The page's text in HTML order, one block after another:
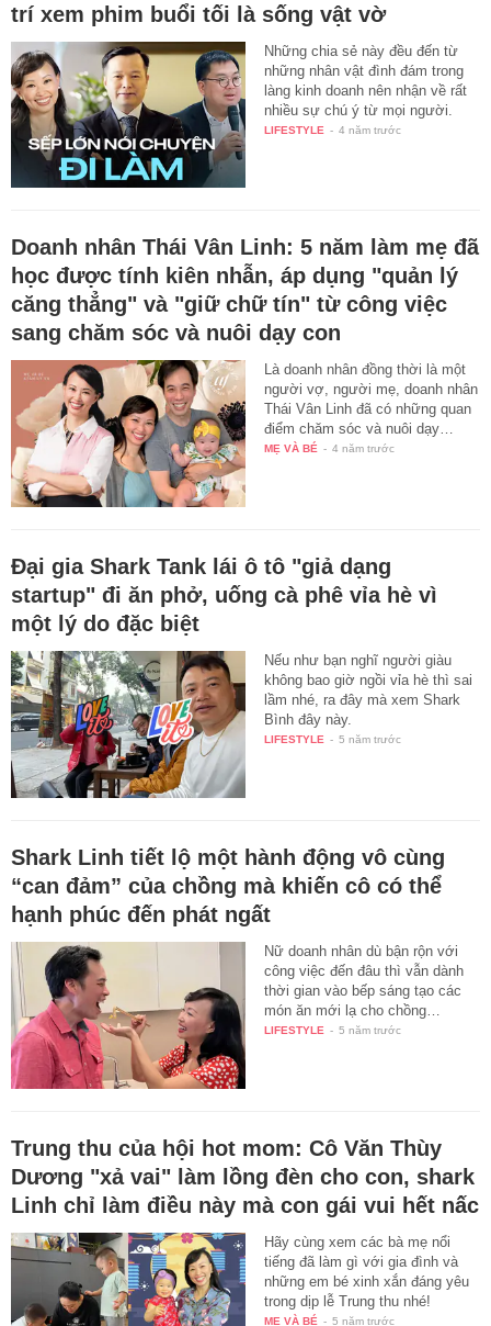
trí xem phim buổi tối là sống vật vờ
Những chia sẻ này đều đến từ
những nhân vật đình đám trong
làng kinh doanh nên nhận về rất
nhiều sự chú ý từ mọi người.
LIFESTYLE - 4 năm trước
Doanh nhân Thái Vân Linh: 5 năm làm mẹ đã
học được tính kiên nhẫn, áp dụng "quản lý
căng thẳng" và "giữ chữ tín" từ công việc
sang chăm sóc và nuôi dạy con
Là doanh nhân đồng thời là một
người vợ, người mẹ, doanh nhân
Thái Vân Linh đã có những quan
điểm chăm sóc và nuôi dạy…
MẸ VÀ BÉ - 4 năm trước
Đại gia Shark Tank lái ô tô "giả dạng
startup" đi ăn phở, uống cà phê vỉa hè vì
một lý do đặc biệt
Nếu như bạn nghĩ người giàu
không bao giờ ngồi vỉa hè thì sai
lầm nhé, ra đây mà xem Shark
Bình đây này.
LIFESTYLE - 5 năm trước
Shark Linh tiết lộ một hành động vô cùng
“can đảm” của chồng mà khiến cô có thể
hạnh phúc đến phát ngất
Nữ doanh nhân dù bận rộn với
công việc đến đâu thì vẫn dành
thời gian vào bếp sáng tạo các
món ăn mới lạ cho chồng…
LIFESTYLE - 5 năm trước
Trung thu của hội hot mom: Cô Văn Thùy
Dương "xả vai" làm lồng đèn cho con, shark
Linh chỉ làm điều này mà con gái vui hết nấc
Hãy cùng xem các bà mẹ nổi
tiếng đã làm gì với gia đình và
những em bé xinh xắn đáng yêu
trong dịp lễ Trung thu nhé!
MẸ VÀ BÉ - 5 năm trước